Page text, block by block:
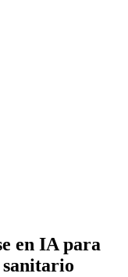
en IA para
sanitario